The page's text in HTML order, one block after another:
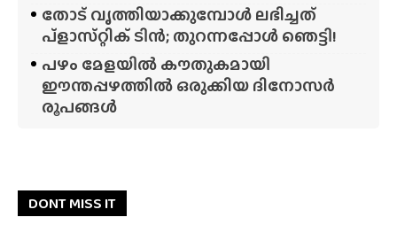
തോട് വൃത്തിയാക്കുമ്പോൾ ലഭിച്ചത്
പ്‌ളാസ്‌റ്റിക് ടിൻ; തുറന്നപ്പോൾ ഞെട്ടി!
പഴം മേളയിൽ കൗതുകമായി
ഈന്തപ്പഴത്തിൽ ഒരുക്കിയ ദിനോസർ
രൂപങ്ങൾ
DONT MISS IT